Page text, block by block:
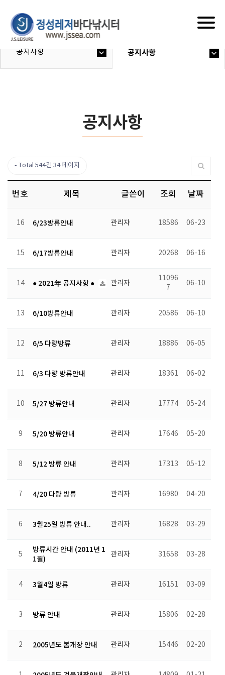
공지사항 공지사항
공지사항
Total 544건 34 페이지
번호 제목 글쓴이 조회 날짜
16 6/23방류안내 관리자 18586 06-23
15 6/17방류안내 관리자 20268 06-16
14 ● 2021年 공지사항 ● 관리자
11096
7
06-10
13 6/10방류안내 관리자 20586 06-10
12 6/5 다량방류 관리자 18886 06-05
11 6/3 다량 방류안내 관리자 18361 06-02
10 5/27 방류안내 관리자 17774 05-24
9 5/20 방류안내 관리자 17646 05-20
8 5/12 방류 안내 관리자 17313 05-12
7 4/20 다량 방류 관리자 16980 04-20
6 3월25일 방류 안내.. 관리자 16828 03-29
5
방류시간 안내 (2011년 1
1월)
관리자 31658 03-28
4 3월4일 방류 관리자 16151 03-09
3 방류 안내 관리자 15806 02-28
2 2005년도 봄개장 안내 관리자 15446 02-20